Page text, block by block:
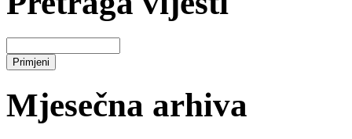
Mjesečna arhiva